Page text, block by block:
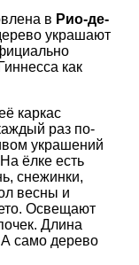
в Рио-де-
украшают
как
каркас
раз по-
украшений
ёлке есть
снежинки,
весны и
Освещают
Длина
А само дерево